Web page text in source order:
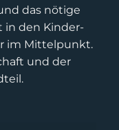
das nötige
in den Kinder-
im Mittelpunkt.
und der